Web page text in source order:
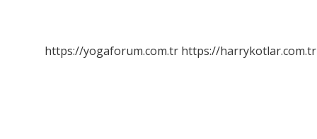
https://yogaforum.com.tr https://harrykotlar.com.tr